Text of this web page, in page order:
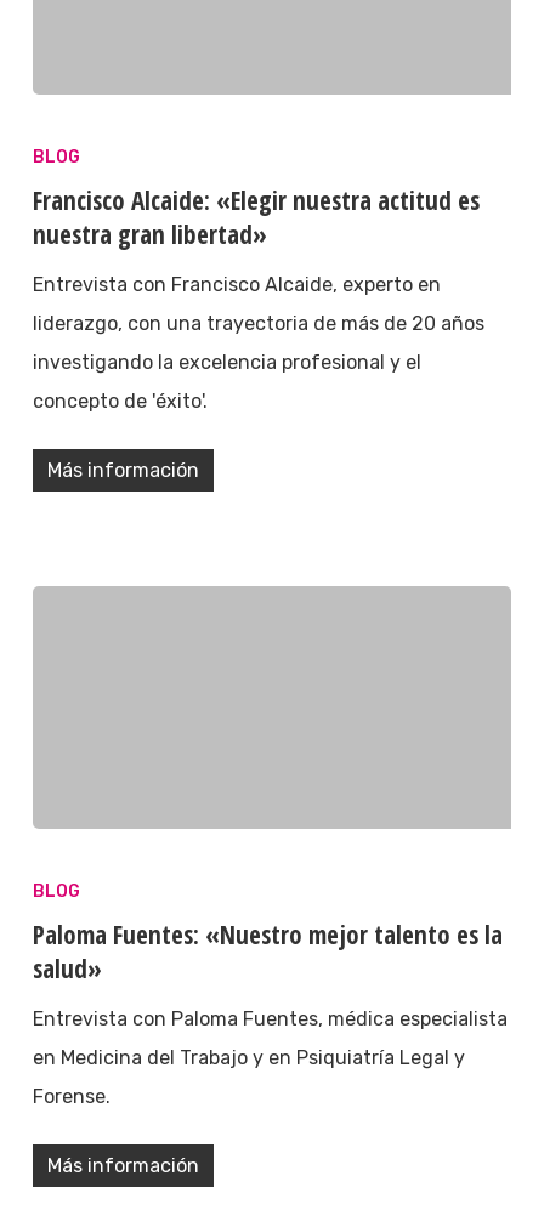
BLOG
Francisco Alcaide: «Elegir nuestra actitud es
nuestra gran libertad»
Entrevista con Francisco Alcaide, experto en
liderazgo, con una trayectoria de más de 20 años
investigando la excelencia profesional y el
concepto de 'éxito'.
Más información
BLOG
Paloma Fuentes: «Nuestro mejor talento es la
salud»
Entrevista con Paloma Fuentes, médica especialista
en Medicina del Trabajo y en Psiquiatría Legal y
Forense.
Más información